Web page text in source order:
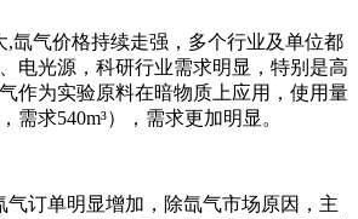
,氙气价格持续走强，多个行业及单位都
电光源，科研行业需求明显，特别是高
作为实验原料在暗物质上应用，使用量
需求540m³），需求更加明显。
气订单明显增加，除氙气市场原因，主